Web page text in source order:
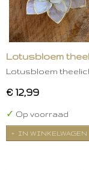
Lotusbloem
Lotusbloem
€ 12,99
✓ Op voorraad
IN WINKELWAGEN